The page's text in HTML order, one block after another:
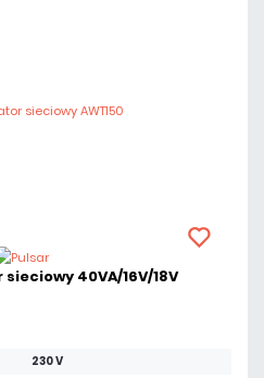
40VA/16V/18V
230 V